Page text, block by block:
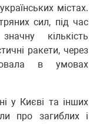
містах.
сил, під час
кількість
ракети, через
в умовах
у Києві та інших
про загиблих і